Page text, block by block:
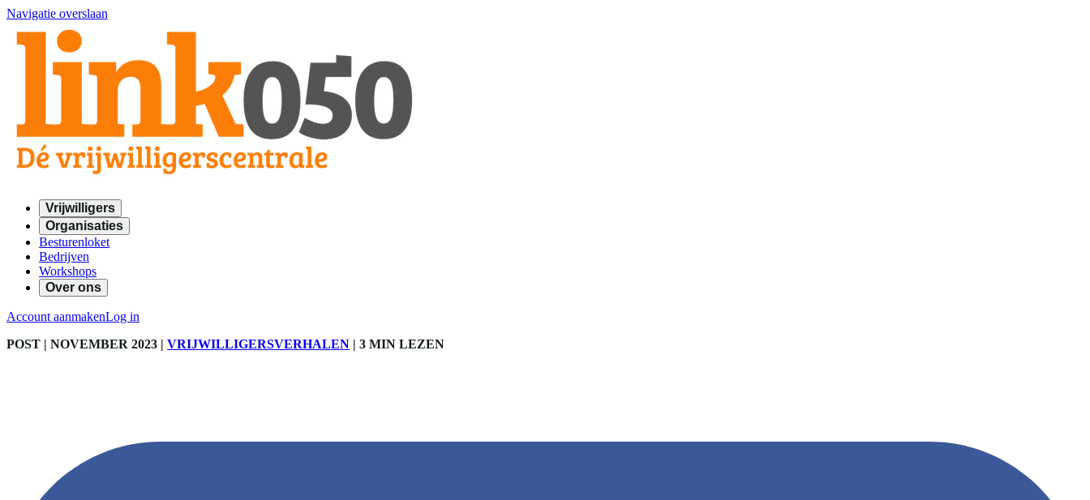
Navigatie overslaan
Vrijwilligers
Organisaties
Besturenloket
Bedrijven
Workshops
Over ons
Account aanmakenLog in
POST | NOVEMBER 2023 | VRIJWILLIGERSVERHALEN | 3 MIN LEZEN